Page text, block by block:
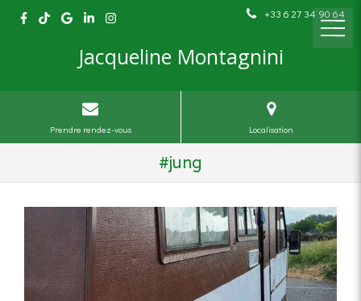
+33 6 27 34 90 64
Jacqueline Montagnini
Prendre rendez-vous Localisation
#jung